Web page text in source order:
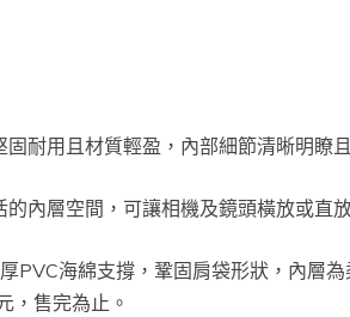
耐用且材質輕盈，內部細節清晰明瞭
內層空間，可讓相機及鏡頭橫放或直
海綿支撐，鞏固肩袋形狀，內層
，售完為止。